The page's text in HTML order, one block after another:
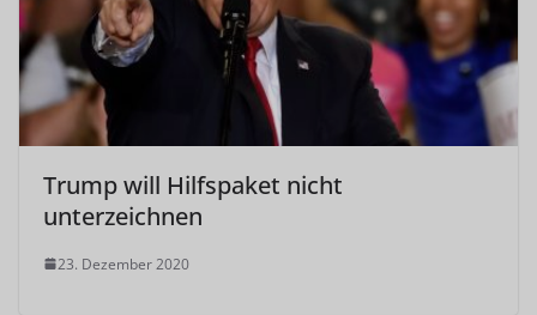
Trump will Hilfspaket nicht
unterzeichnen
23. Dezember 2020